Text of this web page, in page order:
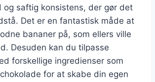
og saftig konsistens, der gør det
Det er en fantastisk måde at
bananer på, som ellers ville
Desuden kan du tilpasse
forskellige ingredienser som
for at skabe din egen